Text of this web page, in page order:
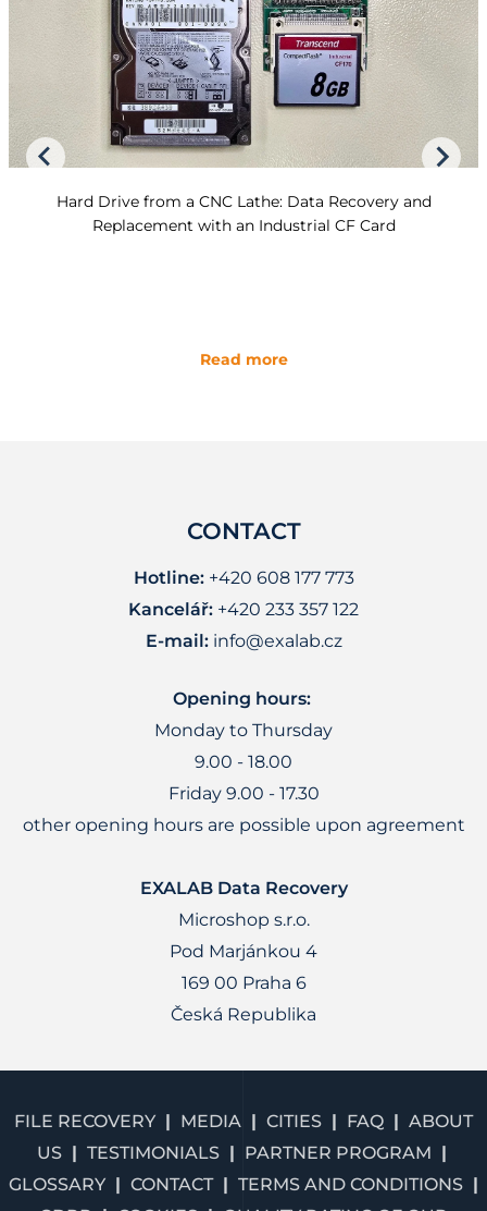
Hard Drive from a CNC Lathe: Data Recovery and
Replacement with an Industrial CF Card
Read more
CONTACT
Hotline:+420 608 177 773
Kancelář: +420 233 357 122
E-mail: info@exalab.cz
Opening hours:
Monday to Thursday
9.00 - 18.00
Friday 9.00 - 17.30
other opening hours are possible upon agreement
EXALAB Data Recovery
Microshop s.r.o.
Pod Marjánkou 4
169 00 Praha 6
Česká Republika
FILE RECOVERY MEDIA CITIES FAQ
ABOUT
US
TESTIMONIALS
PARTNER PROGRAM
GLOSSARY
CONTACT
TERMS AND CONDITIONS